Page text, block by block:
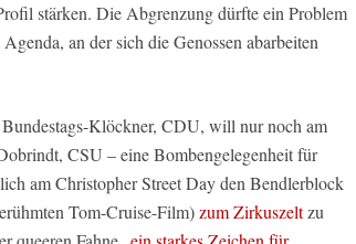
stärken. Die Abgrenzung dürfte ein Problem
an der sich die Genossen abarbeiten
Klöckner, CDU, will nur noch am
CSU – eine Bombengelegenheit für
am Christopher Street Day den Bendlerblock
Tom-Cruise-Film)zum Zirkuszeltzu